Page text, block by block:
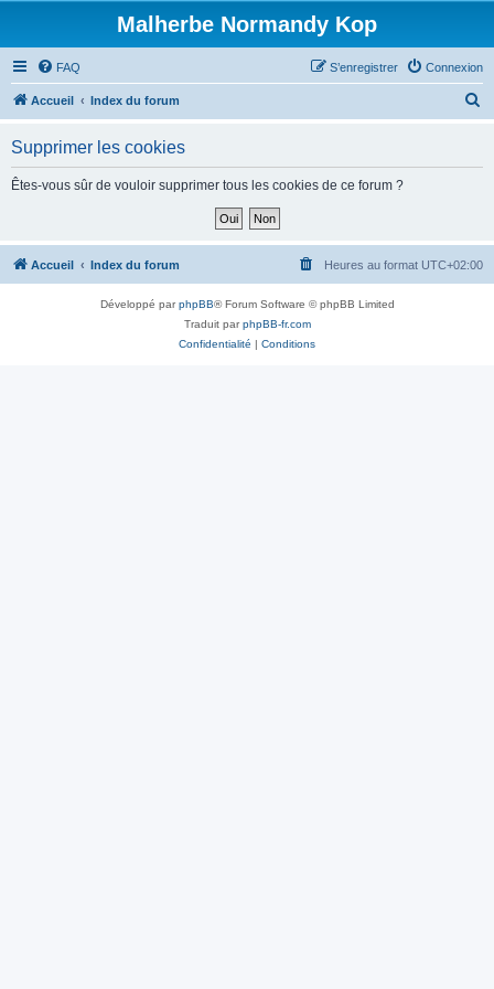
Malherbe Normandy Kop
FAQ Connexion
S’enregistrer
Accueil Index du forum
h
Supprimer les cookies
Êtes-vous sûr de vouloir supprimer tous les cookies de ce forum ?
Accueil Index du forum Heures au format UTC+02:00
Développé parphpBB® Forum Software © phpBB Limited
Traduit parphpBB-fr.com
Confidentialité | Conditions